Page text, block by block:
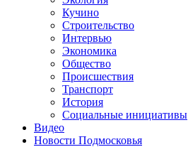
Кучино
Строительство
Интервью
Экономика
Общество
Происшествия
Транспорт
История
Социальные инициативы
Видео
Новости Подмосковья